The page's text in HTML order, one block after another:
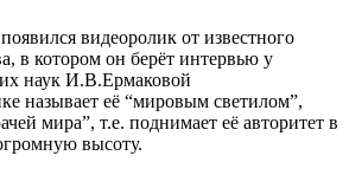
видеоролик от известного
в котором он берёт интервью у
наук И.В.Ермаковой
называет её “мировым светилом”,
мира”, т.е. поднимает её авторитет в
высоту.